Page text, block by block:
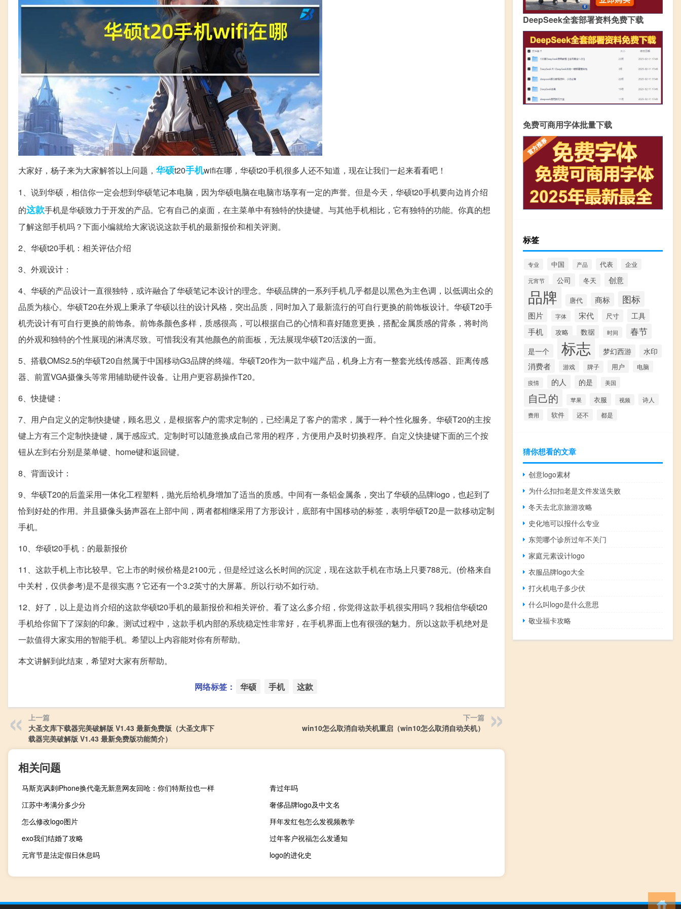
大家好，杨子来为大家解答以上问题， 华硕t20手机wifi在哪，华硕t20手机很多人还不知道，现在让我们一起来看看吧！
1、说到华硕，相信你一定会想到华硕笔记本电脑，因为华硕电脑在电脑市场享有一定的声誉。但是今天，华硕t20手机要向边肖介绍
的这款手机是华硕致力于开发的产品。它有自己的桌面，在主菜单中有独特的快捷键。与其他手机相比，它有独特的功能。你真的想
了解这部手机吗？下面小编就给大家说说这款手机的最新报价和相关评测。
2、华硕t20手机：相关评估介绍
3、外观设计：
4、华硕的产品设计一直很独特，或许融合了华硕笔记本设计的理念。华硕品牌的一系列手机几乎都是以黑色为主色调，以低调出众的
品质为核心。华硕T20在外观上秉承了华硕以往的设计风格，突出品质，同时加入了最新流行的可自行更换的前饰板设计。华硕T20手
机壳设计有可自行更换的前饰条。前饰条颜色多样，质感很高，可以根据自己的心情和喜好随意更换，搭配金属质感的背条，将时尚
的外观和独特的个性展现的淋漓尽致。可惜我没有其他颜色的前面板，无法展现华硕T20活泼的一面。
5、搭载OMS2.5的华硕T20自然属于中国移动G3品牌的终端。华硕T20作为一款中端产品，机身上方有一整套光线传感器、距离传感
器、前置VGA摄像头等常用辅助硬件设备。让用户更容易操作T20。
6、快捷键：
7、用户自定义的定制快捷键，顾名思义，是根据客户的需求定制的，已经满足了客户的需求，属于一种个性化服务。华硕T20的主按
键上方有三个定制快捷键，属于感应式。定制时可以随意换成自己常用的程序，方便用户及时切换程序。自定义快捷键下面的三个按
钮从左到右分别是菜单键、home键和返回键。
8、背面设计：
9、华硕T20的后盖采用一体化工程塑料，抛光后给机身增加了适当的质感。中间有一条铝金属条，突出了华硕的品牌logo，也起到了
恰到好处的作用。并且摄像头扬声器在上部中间，两者都相继采用了方形设计，底部有中国移动的标签，表明华硕T20是一款移动定制
手机。
10、华硕t20手机：的最新报价
11、这款手机上市比较早。它上市的时候价格是2100元，但是经过这么长时间的沉淀，现在这款手机在市场上只要788元。(价格来自
中关村，仅供参考)是不是很实惠？它还有一个3.2英寸的大屏幕。所以行动不如行动。
12、好了，以上是边肖介绍的这款华硕t20手机的最新报价和相关评价。看了这么多介绍，你觉得这款手机很实用吗？我相信华硕t20
手机给你留下了深刻的印象。测试过程中，这款手机内部的系统稳定性非常好，在手机界面上也有很强的魅力。所以这款手机绝对是
一款值得大家实用的智能手机。希望以上内容能对你有所帮助。
本文讲解到此结束，希望对大家有所帮助。
网络标签： 华硕 手机 这款
上一篇
大圣文库下载器完美破解版 V1.43 最新免费版（大圣文库下
载器完美破解版 V1.43 最新免费版功能简介）
下一篇
win10怎么取消自动关机重启（win10怎么取消自动关机）
相关问题
马斯克讽刺iPhone换代毫无新意网友回呛：你们特斯拉也一样
青过年吗
江苏中考满分多少分
奢侈品牌logo及中文名
怎么修改logo图片
拜年发红包怎么发视频教学
exo我们结婚了攻略
过年客户祝福怎么发通知
元宵节是法定假日休息吗
logo的进化史
DeepSeek全套部署资料免费下载
免费可商用字体批量下载
标签
专业 中国 产品 代表 企业
元宵节 公司 冬天 创意
品牌 唐代 商标 图标
图片 字体 宋代 尺寸 工具
手机 攻略 数据 时间 春节
是一个 标志 梦幻西游 水印
消费者 游戏 牌子 用户 电脑
疫情 的人 的是 美国
自己的 苹果 衣服 视频 诗人
费用 软件 还不 都是
猜你想看的文章
创意logo素材
为什么扣扣老是文件发送失败
冬天去北京旅游攻略
史化地可以报什么专业
东莞哪个诊所过年不关门
家庭元素设计logo
衣服品牌logo大全
打火机电子多少伏
什么叫logo是什么意思
敬业福卡攻略